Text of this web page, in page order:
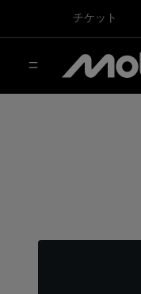
チケット